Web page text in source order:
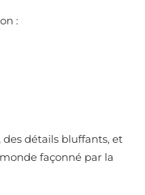
:
détails bluffants, et
façonné par la